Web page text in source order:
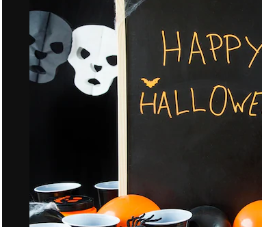
वीडियो टेम्पलेट्स
आइकन
3D मॉडल
फ़ॉन्ट
अपने बेहतरीन काम को बनाने के लिए क्रिएटिव
क्रिएटिव, एंटरप्राइजेज, एजेंसियों और स्टूडियो में 1
मिलियन से ज़्यादा सब्सक्राइबर।